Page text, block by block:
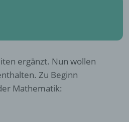
ergänzt. Nun wollen
Zu Beginn
Mathematik: